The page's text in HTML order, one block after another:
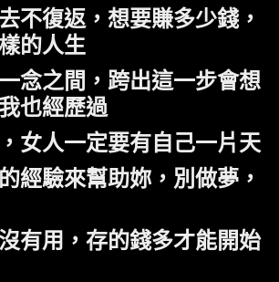
不復返，想要賺多少錢，
的人生
念之間，跨出這一步會想
也經歷過
女人一定要有自己一片天
經驗來幫助妳，別做夢，
有用，存的錢多才能開始